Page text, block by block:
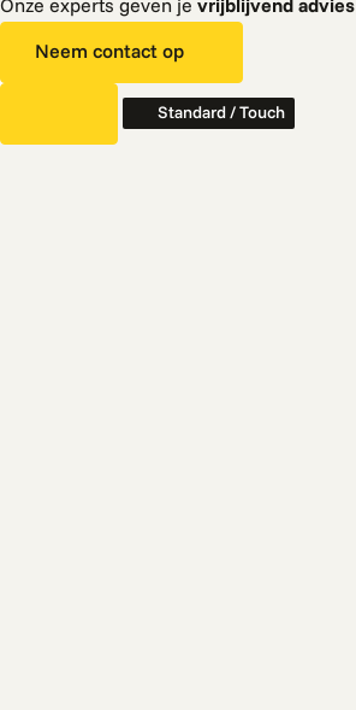
Onze experts geven je vrijblijvend advies
Neem contact op
Standard / Touch